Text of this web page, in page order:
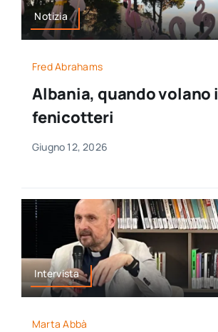
Notizia
Fred Abrahams
Albania, quando volano i
fenicotteri
Giugno 12, 2026
Intervista
Marta Abbà